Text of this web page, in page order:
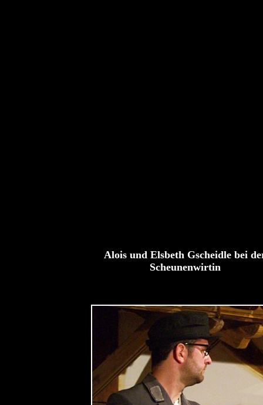
Alois und Elsbeth Gscheidle bei
Scheunenwirtin